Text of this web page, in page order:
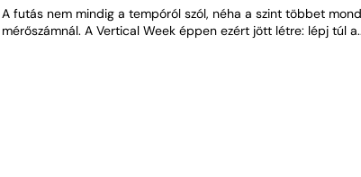
A futás nem mindig a tempóról szól, néha a szint többet
mérőszámnál. A Vertical Week éppen ezért jött létre: lépj túl